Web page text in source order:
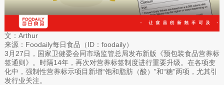
文：Arthur
来源：Foodaily每日食品（ID：foodaily）
3月27日，国家卫健委会同市场监管总局发布新版《预包装食品营养标
签通则》。时隔14年，再次对营养标签制度进行重要升级。在各项变
化中，强制性营养标示项目新增“饱和脂肪（酸）”和“糖”两项，尤其引
发行业关注。